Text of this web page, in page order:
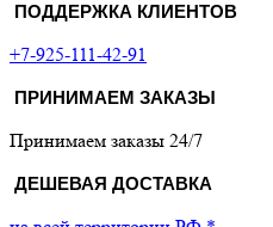
ПОДДЕРЖКА КЛИЕНТОВ
+7-925-111-42-91
ПРИНИМАЕМ ЗАКАЗЫ
Принимаем заказы 24/7
ДЕШЕВАЯ ДОСТАВКА